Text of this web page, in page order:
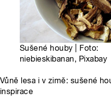
Sušené houby | Foto:
niebieskibanan, Pixabay
Vůně lesa i v zimě: sušené
inspirace